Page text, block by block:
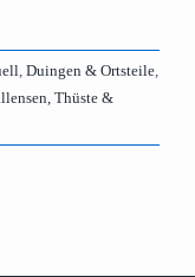
, Duingen & Ortsteile,
Thüste &